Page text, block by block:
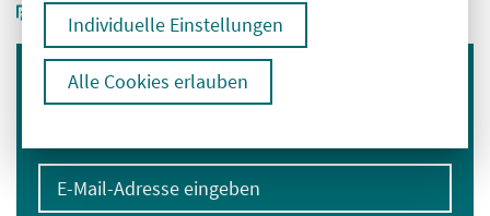
Individuelle Einstellungen
Alle Cookies erlauben
Immer informiert bleiben
E-Mail-Adresse eingeben